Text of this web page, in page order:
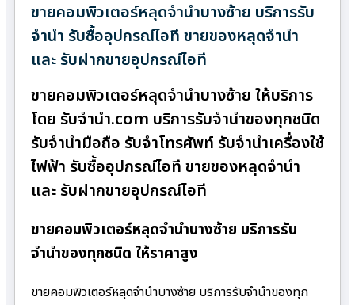
ขายคอมพิวเตอร์หลุดจำนำบางซ้าย บริการรับ
จำนำ รับซื้ออุปกรณ์ไอที ขายของหลุดจำนำ
และ รับฝากขายอุปกรณ์ไอที
ขายคอมพิวเตอร์หลุดจำนำบางซ้าย ให้บริการ
โดย รับจํานํา.com บริการรับจำนำของทุกชนิด
รับจำนำมือถือ รับจำโทรศัพท์ รับจำนำเครื่องใช้
ไฟฟ้า รับซื้ออุปกรณ์ไอที ขายของหลุดจำนำ
และ รับฝากขายอุปกรณ์ไอที
ขายคอมพิวเตอร์หลุดจำนำบางซ้าย บริการรับ
จำนำของทุกชนิด ให้ราคาสูง
ขายคอมพิวเตอร์หลุดจำนำบางซ้าย บริการรับจำนำของทุก